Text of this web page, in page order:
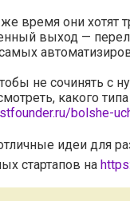
время они хотят
выход —
самых
не сочинять с
какого
bolshe-
идеи для
стартапов на